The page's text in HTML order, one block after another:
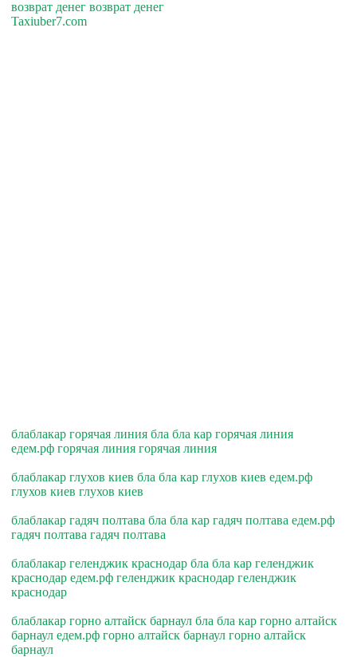
возврат денег возврат денег
Taxiuber7.com
блаблакар горячая линия бла бла кар горячая линия
едем.рф горячая линия горячая линия
блаблакар глухов киев бла бла кар глухов киев едем.рф
глухов киев глухов киев
блаблакар гадяч полтава бла бла кар гадяч полтава едем.рф
гадяч полтава гадяч полтава
блаблакар геленджик краснодар бла бла кар геленджик
краснодар едем.рф геленджик краснодар геленджик
краснодар
блаблакар горно алтайск барнаул бла бла кар горно алтайск
барнаул едем.рф горно алтайск барнаул горно алтайск
барнаул